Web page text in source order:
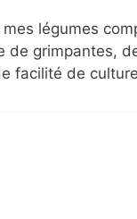
légumes
de grimpantes,
facilité de